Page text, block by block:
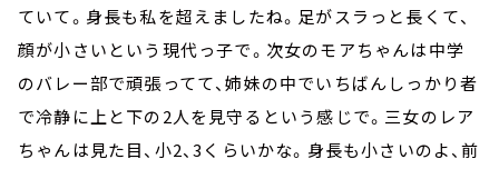
ていて。身長も私を超えましたね。足がスラっと長くて、
顔が小さいという現代っ子で。次女のモアちゃんは中学
のバレー部で頑張ってて、姉妹の中でいちばんしっかり者
で冷静に上と下の2人を見守るという感じで。三女のレア
ちゃんは見た目、小2、3くらいかな。身長も小さいのよ、前